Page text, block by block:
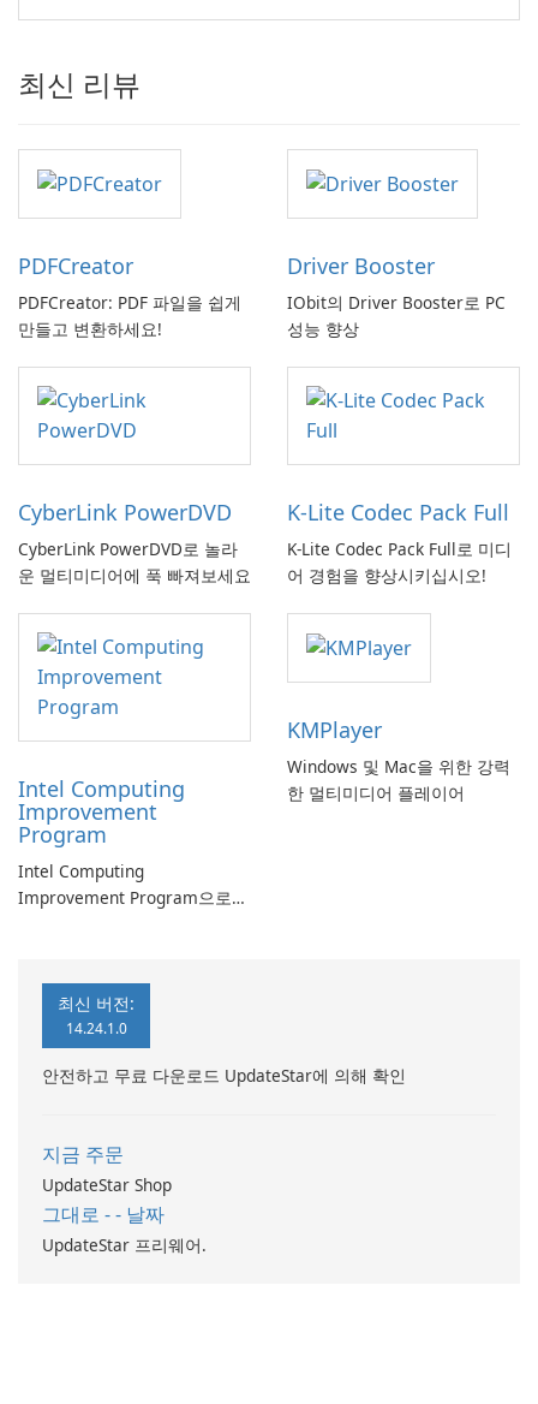
최신 리뷰
PDFCreator
PDFCreator: PDF 파일을 쉽게
만들고 변환하세요!
Driver Booster
IObit의 Driver Booster로 PC
성능 향상
CyberLink PowerDVD
CyberLink PowerDVD로 놀라
운 멀티미디어에 푹 빠져보세요
K-Lite Codec Pack Full
K-Lite Codec Pack Full로 미디
어 경험을 향상시키십시오!
Intel Computing
Improvement
Program
Intel Computing
Improvement Program으로
KMPlayer
Windows 및 Mac을 위한 강력
한 멀티미디어 플레이어
최신 버전:
14.24.1.0
안전하고 무료 다운로드 UpdateStar에 의해 확인
지금 주문
UpdateStar Shop
그대로 - - 날짜
UpdateStar 프리웨어.